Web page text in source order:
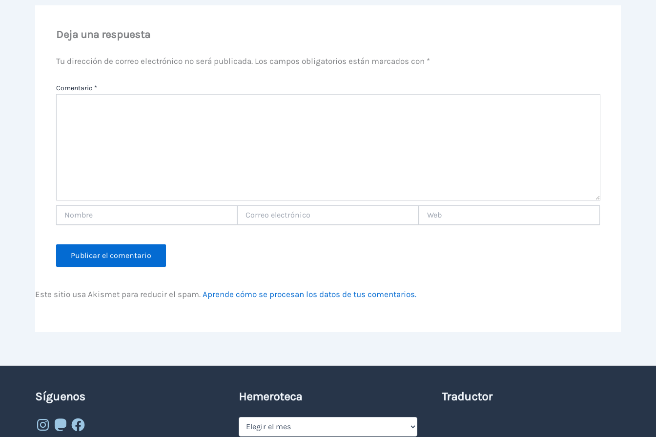
Deja una respuesta
Tu dirección de correo electrónico no será publicada. Los campos obligatorios están marcados con *
Comentario *
electrónico
Este sitio usa Akismet para reducir el spam. Aprende cómo se procesan los datos de tus comentarios.
Síguenos
Instagram
MastodonFacebook
Hemeroteca
Hemeroteca
Traductor